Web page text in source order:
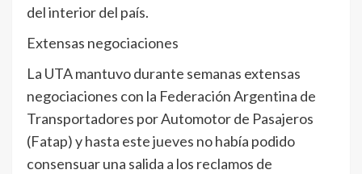
del interior del país.
Extensas negociaciones
La UTA mantuvo durante semanas extensas
negociaciones con la Federación Argentina de
Transportadores por Automotor de Pasajeros
(Fatap) y hasta este jueves no había podido
consensuar una salida a los reclamos de